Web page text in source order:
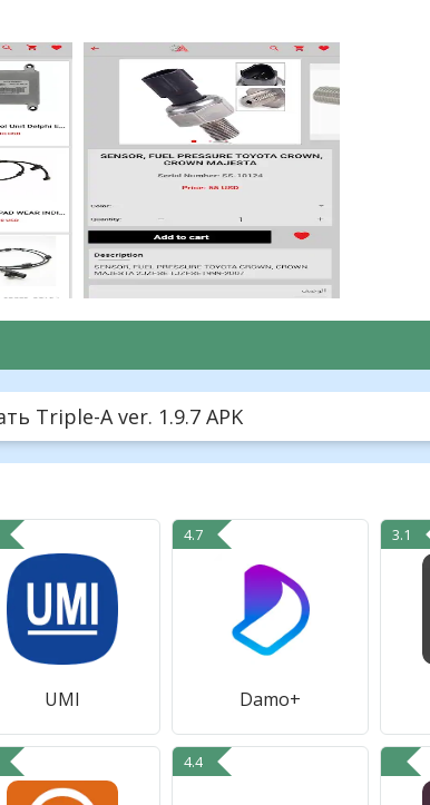
Triple-A ver. 1.9.7 APK
UMI
4.7
Damo+
3.1
4.4